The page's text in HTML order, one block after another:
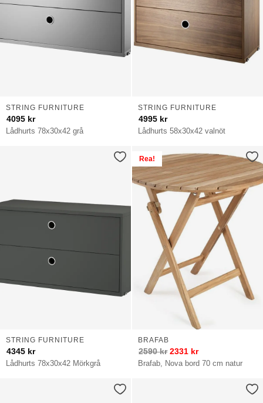
Lådhurts 78x30x42 grå
STRING FURNITURE
4095 kr
Lådhurts 58x30x42 valnöt
STRING FURNITURE
4995 kr
Lådhurts 78x30x42 Mörkgrå
STRING FURNITURE
4345 kr
Rea!
Brafab, Nova bord 70 cm natur
BRAFAB
2590kr 2331 kr